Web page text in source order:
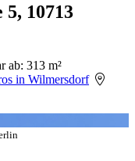
10713
ab: 313 m²
in Wilmersdorf